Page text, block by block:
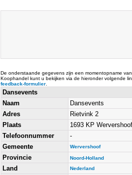
De onderstaande gegevens zijn een momentopname
Koophandel kunt u bekijken via de hieronder volgende
feedback-formulier.
Dansevents
Naam
Dansevents
Adres
Rietvink 2
Plaats
1693 KP Wervershoof
Telefoonnummer
-
Gemeente
Wervershoof
Provincie Noord-Holland
Land Nederland